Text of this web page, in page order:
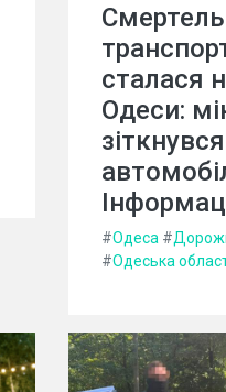
сталася
Одеси:
#Одеса #
#Одеська